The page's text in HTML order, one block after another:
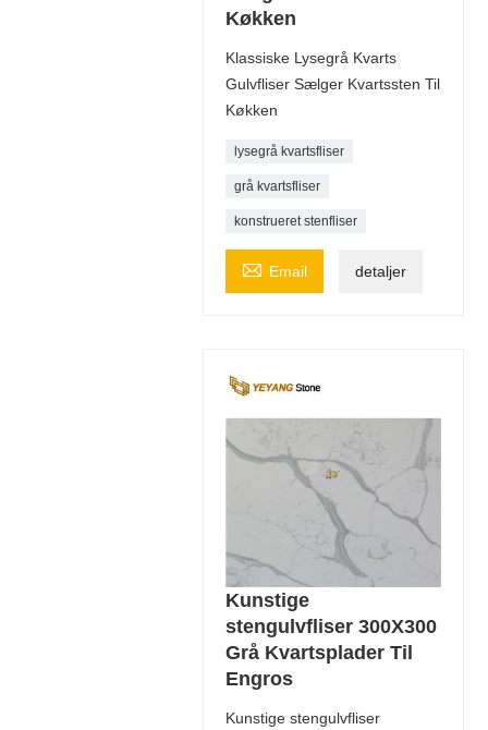
Køkken
Klassiske Lysegrå Kvarts
Gulvfliser Sælger Kvartssten Til
Køkken
lysegrå kvartsfliser
grå kvartsfliser
konstrueret stenfliser
 Email detaljer
Kunstige
stengulvfliser 300X300
Grå Kvartsplader Til
Engros
Kunstige stengulvfliser